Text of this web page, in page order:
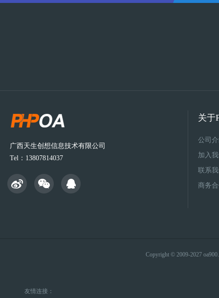
广西天生创想信息技术有限公司
Tel：13807814037
关于
公司
加入
联系
商务
Copyright © 2009-2027
友情连接：